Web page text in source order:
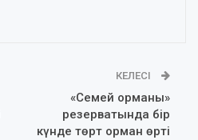
КЕЛЕСІ
«Семей орманы»
резерватында бір
күнде төрт орман өрті